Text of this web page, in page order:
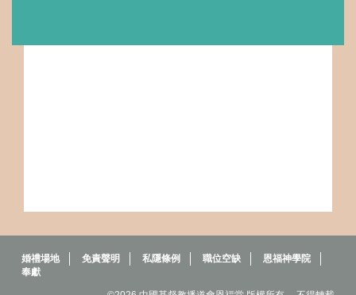
婚禮場地 免責聲明 私隱條例 職位空缺
恩福神學院
奉獻